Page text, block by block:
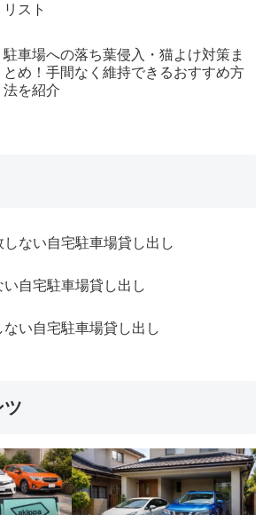
リスト
駐車場への落ち葉侵入・猫よけ対策ま
とめ！手間なく維持できるおすすめ方
法を紹介
ない自宅駐車場貸し出し
自宅駐車場貸し出し
い自宅駐車場貸し出し
ツ